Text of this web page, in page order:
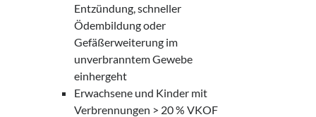
Entzündung, schneller
Ödembildung oder
Gefäßerweiterung im
unverbranntem Gewebe
einhergeht
Erwachsene und Kinder mit
Verbrennungen > 20 % VKOF